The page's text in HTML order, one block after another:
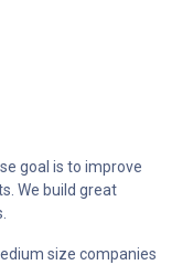
goal is to improve
We build great
size companies